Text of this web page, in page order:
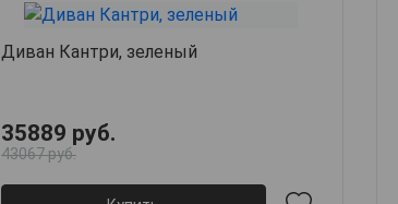
Диван Кантри, зеленый
35889 руб.
43067 руб.